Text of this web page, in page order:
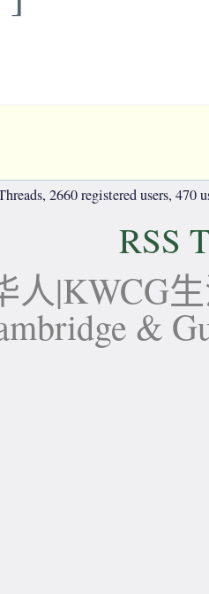
2660 registered users, 470
RSS
人|KWCG
&